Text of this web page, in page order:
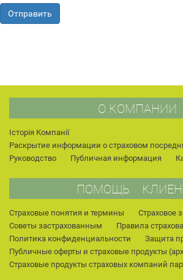
Отправить
О КОМПАНИИ
Історія Компанії
Раскрытие информации о страховом
Руководство
Публичная информация
ПОМОЩЬ
Страховые понятия и термины
Страховое
Советы застрахованным
Правила
Политика конфиденциальности
Защита
Публичные оферты и страховые продукты
Страховые продукты страховых компаний